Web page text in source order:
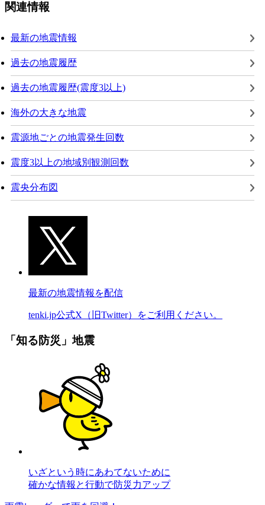
関連情報
最新の地震情報
過去の地震履歴
過去の地震履歴(震度3以上)
海外の大きな地震
震源地ごとの地震発生回数
震度3以上の地域別観測回数
震央分布図
最新の地震情報を配信
tenki.jp公式X（旧Twitter）をご利用ください。
「知る防災」地震
いざという時にあわてないために
確かな情報と行動で防災力アップ